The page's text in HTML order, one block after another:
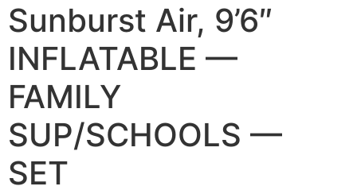
Sunburst Air, 9’6″
INFLATABLE —
FAMILY
SUP/SCHOOLS —
SET